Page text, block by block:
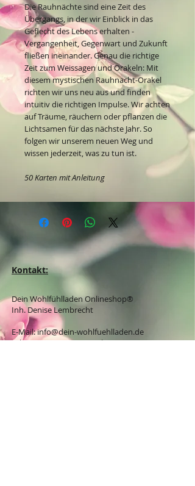
Die Rauhnächte sind eine Zeit des
Übergangs, in der wir Einblick in das
Geflecht des Lebens erhalten -
Vergangenheit, Gegenwart und Zukunft
fließen ineinander. Genau die richtige
Zeit zum Weissagen und Orakeln: Mit
diesem mystischen Rauhnacht-Orakel
richten wir uns neu aus und finden
intuitiv die richtigen Impulse. Wir achten
auf Träume, räuchern oder pflanzen die
Lichtsamen für das nächste Jahr. So
folgen wir unserem neuen Weg und
wissen jederzeit, was zu tun ist.
50 Karten mit Anleitung
Kontakt:
Dein Wohlfühlladen Onlineshop®
Inh. Denise Lembrecht
E-Mail:info@dein-wohlfuehlladen.de
​​​​​​​​​​​​​​​​​​​​Tel.:0151 - 432 085 13(WhatsApp)